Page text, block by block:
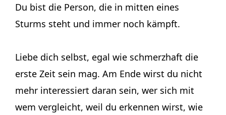
Du bist die Person, die in mitten eines
Sturms steht und immer noch kämpft.
Liebe dich selbst, egal wie schmerzhaft die
erste Zeit sein mag. Am Ende wirst du nicht
mehr interessiert daran sein, wer sich mit
wem vergleicht, weil du erkennen wirst, wie